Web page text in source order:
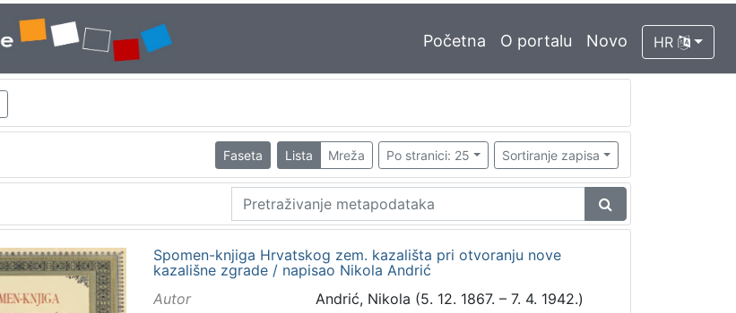
Početna O portalu Novo HR
Faseta Lista Mreža Po stranici: 25 Sortiranje zapisa
Spomen-knjiga Hrvatskog zem. kazališta pri otvoranju nove
kazališne zgrade / napisao Nikola Andrić
Autor
Andrić, Nikola (5. 12. 1867. – 7. 4. 1942.)